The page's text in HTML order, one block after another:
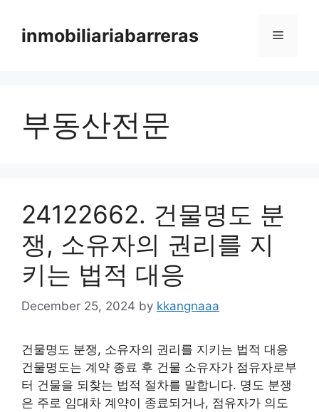
contentinmobiliariabarreras Menu
부동산전문
24122662. 건물명도 분
쟁, 소유자의 권리를 지
키는 법적 대응
December 25, 2024 by kkangnaaa
건물명도 분쟁, 소유자의 권리를 지키는 법적 대응
건물명도는 계약 종료 후 건물 소유자가 점유자로부
터 건물을 되찾는 법적 절차를 말합니다. 명도 분쟁
은 주로 임대차 계약이 종료되거나, 점유자가 의도